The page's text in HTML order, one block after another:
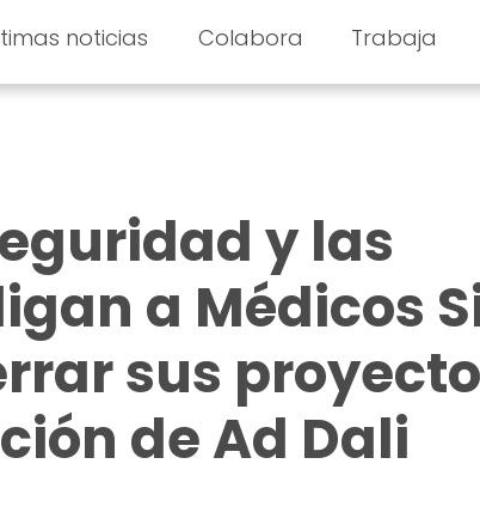
noticias Colabora Trabaja
y las
a Médicos
sus
de Ad Dali